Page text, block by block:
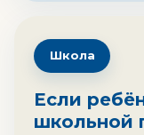
Школа
Если
школьной